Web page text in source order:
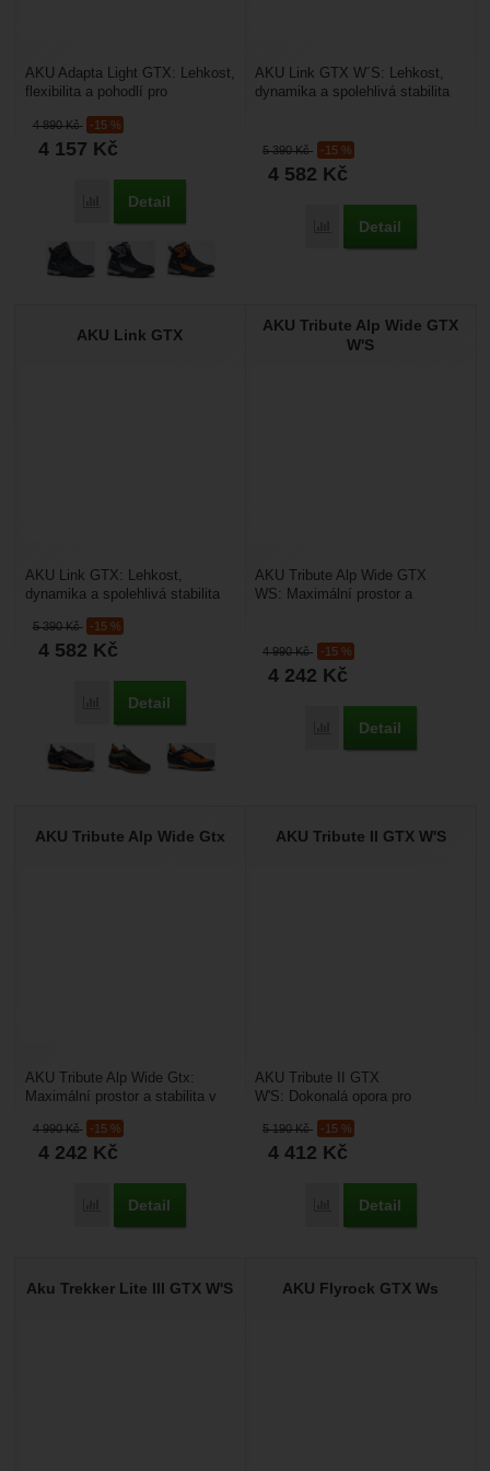
4 890Kč -15 %
4 157 Kč
Přidat 'AKU Adapta Light GTX' k porovnání
Detail
AKU Adapta Light GTX: Lehkost,
flexibilita a pohodlí pro
univerzální, lehkou...
5 390Kč -15 %
4 582 Kč
Přidat 'AKU Link GTX
Detail
AKU Link GTX W´S: Lehkost,
dynamika a spolehlivá stabilita
AKU Link GTX
5 390Kč -15 %
4 582 Kč
Přidat 'AKU Link GTX' k porovnání
Detail
AKU Link GTX: Lehkost,
dynamika a spolehlivá stabilita
moderní trekovou...
AKU Tribute Alp Wide GTX
W'S
4 990Kč -15 %
4 242 Kč
Přidat 'AKU Tribute
Detail
AKU Tribute Alp Wide GTX
WS: Maximální prostor a
AKU Tribute Alp Wide Gtx
4 990Kč -15 %
4 242 Kč
Přidat 'AKU Tribute Alp Wide Gtx' k porovnání
Detail
AKU Tribute Alp Wide Gtx:
Maximální prostor a stabilita v
klasických trekových...
AKU Tribute II GTX W'S
5 190Kč -15 %
4 412 Kč
Přidat 'AKU Tribute II
Detail
AKU Tribute II GTX
W'S: Dokonalá opora pro
stoprocentní jistotu v těžkém
terénu,...
Aku Trekker Lite III GTX W'S AKU Flyrock GTX Ws